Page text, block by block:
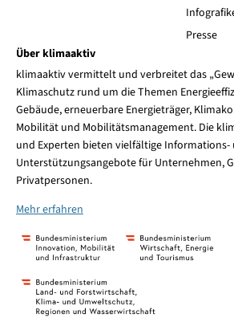
Presse
Über klimaaktiv
klimaaktiv vermittelt und verbreitet das
Klimaschutz rund um die Themen
Gebäude, erneuerbare Energieträger,
Mobilität und Mobilitätsmanagement. Die
und Experten bieten vielfältige Informations-
Unterstützungsangebote für Unternehmen,
Privatpersonen.
Mehr erfahren